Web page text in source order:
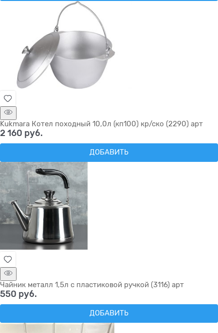
Kukmara Котел походный 10,0л (кп100) кр/ско (2290) арт
2 160 руб.
ДОБАВИТЬ
Чайник металл 1,5л с пластиковой ручкой (3116) арт
550 руб.
ДОБАВИТЬ